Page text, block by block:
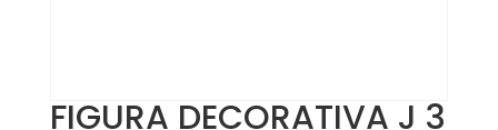
FIGURA DECORATIVA J 3